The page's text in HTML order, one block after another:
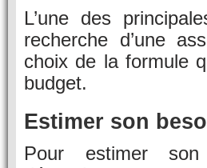
L’une des
recherche d’une
choix de la formule
budget.
Estimer son
Pour estimer son